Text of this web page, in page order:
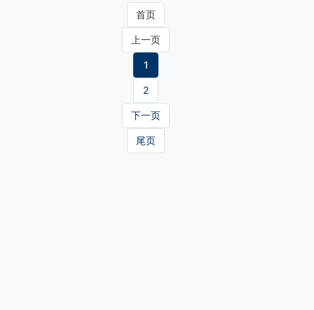
首页
上一页
1
2
下一页
尾页